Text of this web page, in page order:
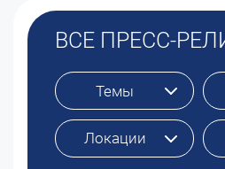
ВСЕ ПРЕСС-
Темы
Локации